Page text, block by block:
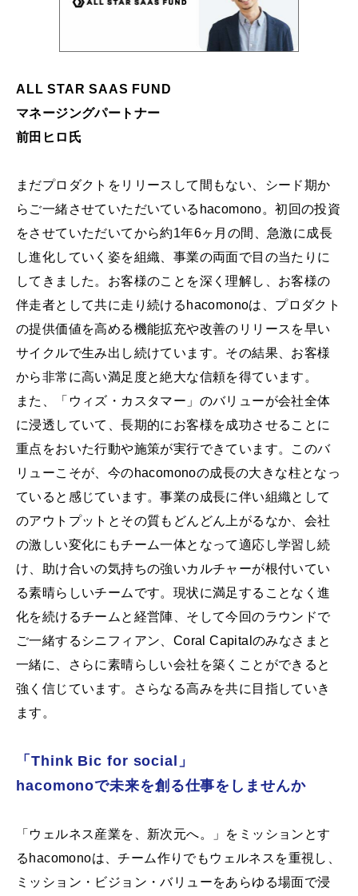
ALL STAR SAAS FUND
マネージングパートナー
前田ヒロ氏
まだプロダクトをリリースして間もない、シード期か
らご一緒させていただいているhacomono。初回の投資
をさせていただいてから約1年6ヶ月の間、急激に成長
し進化していく姿を組織、事業の両面で目の当たりに
してきました。お客様のことを深く理解し、お客様の
伴走者として共に走り続けるhacomonoは、プロダクト
の提供価値を高める機能拡充や改善のリリースを早い
サイクルで生み出し続けています。その結果、お客様
から非常に高い満足度と絶大な信頼を得ています。
また、「ウィズ・カスタマー」のバリューが会社全体
に浸透していて、長期的にお客様を成功させることに
重点をおいた行動や施策が実行できています。このバ
リューこそが、今のhacomonoの成長の大きな柱となっ
ていると感じています。事業の成長に伴い組織として
のアウトプットとその質もどんどん上がるなか、会社
の激しい変化にもチーム一体となって適応し学習し続
け、助け合いの気持ちの強いカルチャーが根付いてい
る素晴らしいチームです。現状に満足することなく進
化を続けるチームと経営陣、そして今回のラウンドで
ご一緒するシニフィアン、Coral Capitalのみなさまと
一緒に、さらに素晴らしい会社を築くことができると
強く信じています。さらなる高みを共に目指していき
ます。
「Think Bic for social」
hacomonoで未来を創る仕事をしませんか
「ウェルネス産業を、新次元へ。」をミッションとす
るhacomonoは、チーム作りでもウェルネスを重視し、
ミッション・ビジョン・バリューをあらゆる場面で浸